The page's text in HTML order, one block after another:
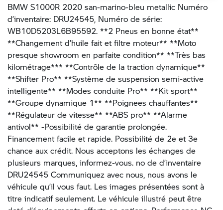
BMW S1000R 2020 san-marino-bleu metallic Numéro
d’inventaire: DRU24545, Numéro de série:
WB10D5203L6B95592. **2 Pneus en bonne état**
**Changement d’huile fait et filtre moteur** **Moto
presque showroom en parfaite condition** **Très bas
kilométrage*** **Contrôle de la traction dynamique**
**Shifter Pro** **Système de suspension semi-active
intelligente** **Modes conduite Pro** **Kit sport**
**Groupe dynamique 1** **Poignees chauffantes**
**Régulateur de vitesse** **ABS pro** **Alarme
antivol** -Possibilité de garantie prolongée.
Financement facile et rapide. Possibilité de 2e et 3e
chance aux crédit. Nous acceptons les échanges de
plusieurs marques, informez-vous. no de d’inventaire
DRU24545 Communiquez avec nous, nous avons le
véhicule qu’il vous faut. Les images présentées sont à
titre indicatif seulement. Le véhicule illustré peut être